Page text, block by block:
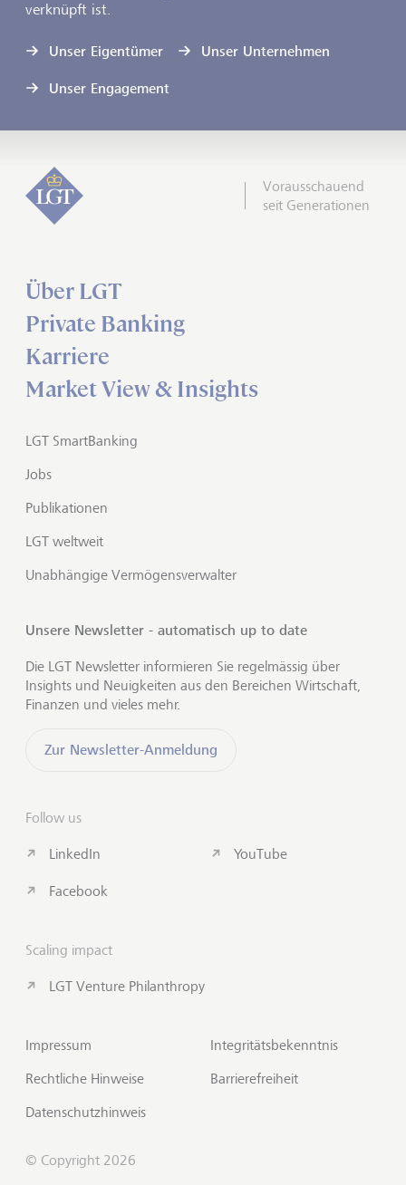
verknüpft ist.
Unser Eigentümer
Unser Unternehmen
Unser Engagement
Vorausschauend
seit Generationen
Über LGT
Private Banking
Karriere
Market View & Insights
LGT SmartBanking
Jobs
Publikationen
LGT weltweit
Unabhängige Vermögensverwalter
Unsere Newsletter - automatisch up to date
Die LGT Newsletter informieren Sie regelmässig über
Insights und Neuigkeiten aus den Bereichen Wirtschaft,
Finanzen und vieles mehr.
Zur Newsletter-Anmeldung
Follow us
LinkedIn
Facebook
YouTube
Scaling impact
LGT Venture Philanthropy
Impressum
Rechtliche Hinweise
Datenschutzhinweis
Integritätsbekenntnis
Barrierefreiheit
© Copyright 2026